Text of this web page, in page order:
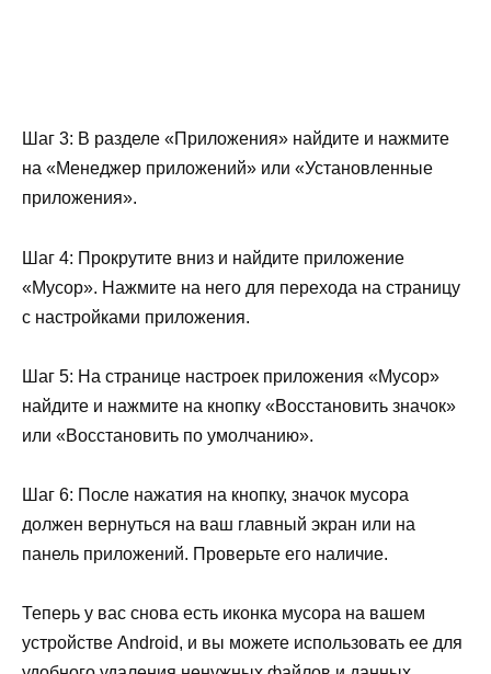
Шаг 3: В разделе «Приложения» найдите и нажмите
на «Менеджер приложений» или «Установленные
приложения».
Шаг 4: Прокрутите вниз и найдите приложение
«Мусор». Нажмите на него для перехода на страницу
с настройками приложения.
Шаг 5: На странице настроек приложения «Мусор»
найдите и нажмите на кнопку «Восстановить значок»
или «Восстановить по умолчанию».
Шаг 6: После нажатия на кнопку, значок мусора
должен вернуться на ваш главный экран или на
панель приложений. Проверьте его наличие.
Теперь у вас снова есть иконка мусора на вашем
устройстве Android, и вы можете использовать ее для